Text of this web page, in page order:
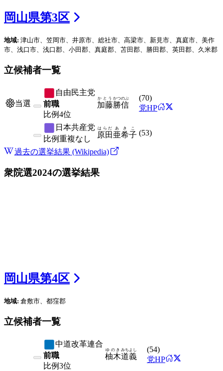
岡山県第3区
地域: 津山市、笠岡市、井原市、総社市、高梁市、新見市、真庭市、美作
市、浅口市、浅口郡、小田郡、真庭郡、苫田郡、勝田郡、英田郡、久米郡
立候補者一覧
当選
自由民主党
前職
比例4位
加藤
かとう
勝信
かつのぶ (70)
党HP
日本共産党
比例重複なし 原田
はらだ
亜希子
あきこ
(53)
過去の選挙結果 (Wikipedia)
衆院選2024の選挙結果
岡山県第4区
地域: 倉敷市、都窪郡
立候補者一覧
中道改革連合
前職
比例3位
柚木
ゆのき
道義
みちよし (54)
党HP